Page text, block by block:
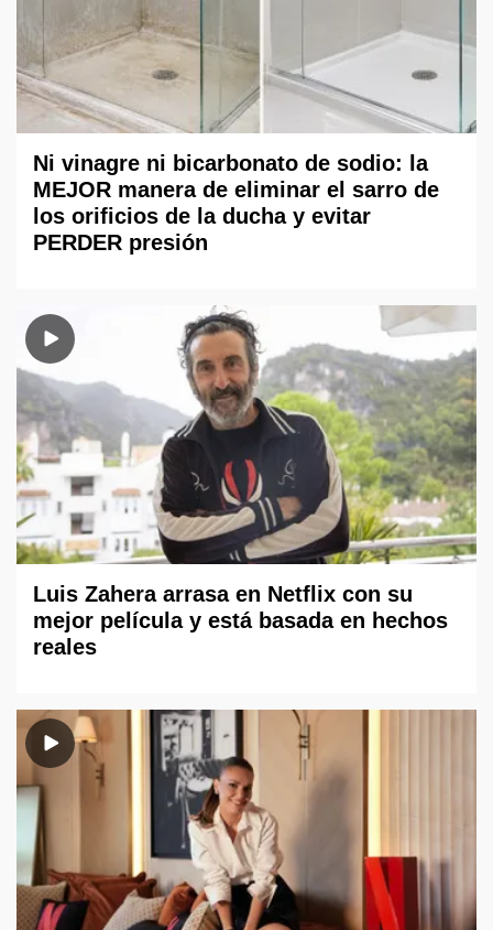
Ni vinagre ni bicarbonato de sodio: la
MEJOR manera de eliminar el sarro de
los orificios de la ducha y evitar
PERDER presión
Luis Zahera arrasa en Netflix con su
mejor película y está basada en hechos
reales